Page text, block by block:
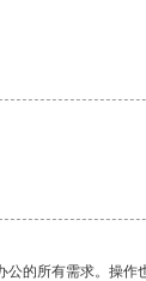
的所有需求。操作